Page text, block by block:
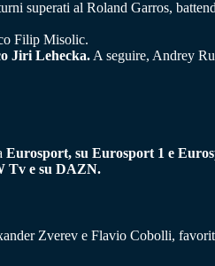
superati al Roland Garros,
Filip Misolic.
Jiri Lehecka. A seguire, Andrey
Eurosport, su Eurosport 1 e
Tv e su DAZN.
Zverev e Flavio Cobolli,